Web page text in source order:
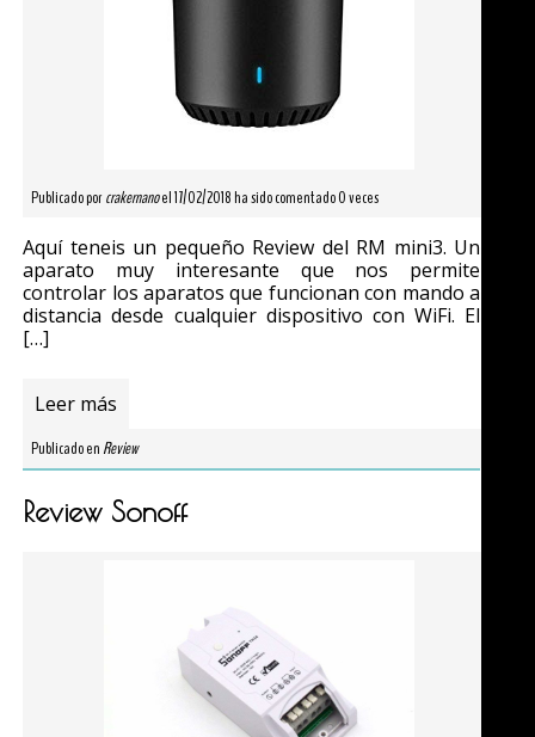
Publicado porcrakernanoel 17/02/2018 ha sido comentado 0 veces
Aquí teneis un pequeño Review del RM mini3. Un
aparato muy interesante que nos permite
controlar los aparatos que funcionan con mando a
distancia desde cualquier dispositivo con WiFi. El
[…]
Leer más
Publicado en Review
Review Sonoff